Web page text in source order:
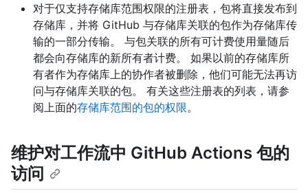
对于仅支持存储库范围权限的注册表，包将直接发布到
存储库，并将 GitHub 与存储库关联的包作为存储库传
输的一部分传输。 与包关联的所有可计费使用量随后
都会向存储库的新所有者计费。 如果以前的存储库所
有者作为存储库上的协作者被删除，他们可能无法再访
问与存储库关联的包。 有关这些注册表的列表，请参
阅上面的存储库范围的包的权限。
维护对工作流中 GitHub Actions 包的
访问